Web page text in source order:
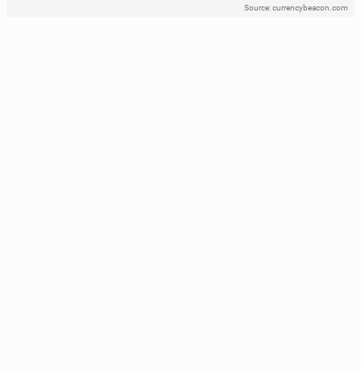
Source: currencybeacon.com